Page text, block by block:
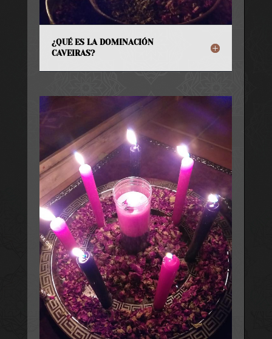
¿QUÉ ES LA DOMINACIÓN
CAVEIRAS?